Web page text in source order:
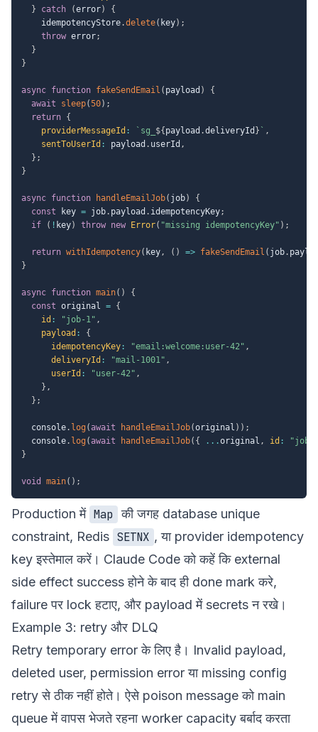
}
catch (error)
{
    idempotencyStore
.delete( key) ;
throw error;
}
}
async function fakeSendEmail ( payload )
{
await
sleep(50) ;
return {
providerMessageId : ` sg_ ${ payload .deliveryId } ` ,
sentToUserId : payload . userId ,
} ;
}
async function handleEmailJob( job)
{
const key = job. payload . idempotencyKey;
if
( ! key) throw new Error( "missing idempotencyKey" ) ;
return withIdempotency( key, ( ) => fakeSendEmail ( job.
}
async function main( )
{
const original = {
id : "job-1" ,
payload :
{
idempotencyKey : "email:welcome:user-42" ,
deliveryId : "mail-1001" ,
userId : "user-42" ,
} ,
} ;
  console
. log ( await handleEmailJob(original ) ) ;
  console
. log ( await handleEmailJob( { ...original , id :
"job-
}
void main( ) ;
Production में Map की जगह database unique
constraint, Redis SETNX , या provider idempotency
key इस्तेमाल करें। Claude Code को कहें कि external
side effect success होने के बाद ही done mark करे,
failure पर lock हटाए, और payload में secrets न रखे।
Example 3: retry और DLQ
Retry temporary error के लिए है। Invalid payload,
deleted user, permission error या missing config
retry से ठीक नहीं होते। ऐसे poison message को main
queue में वापस भेजते रहना worker capacity बर्बाद करता